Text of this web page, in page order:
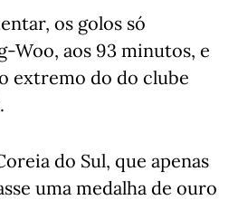
os golos só
Woo, aos 93 minutos, e
extremo do do clube
do Sul, que apenas
uma medalha de ouro